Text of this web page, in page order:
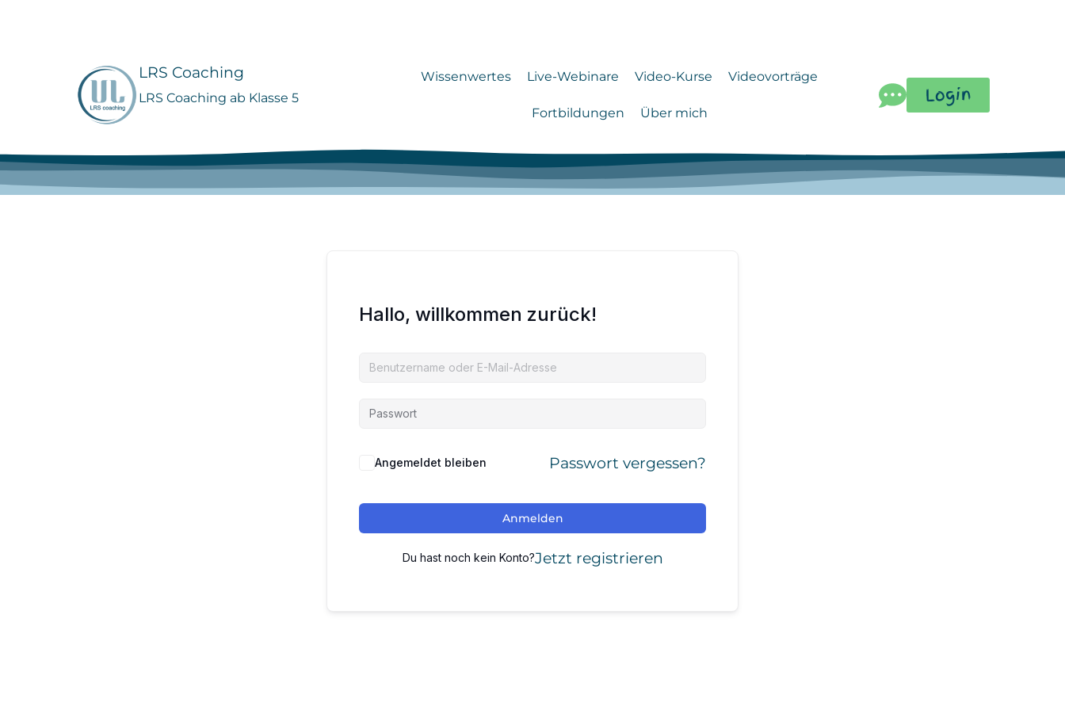
LRS Coaching
LRS Coaching ab Klasse 5
Wissenwertes Live-Webinare Video-Kurse Videovorträge
Fortbildungen Über mich
Login
Hallo, willkommen zurück!
Angemeldet bleiben Passwort vergessen?
Anmelden
Du hast noch kein Konto?Jetzt registrieren